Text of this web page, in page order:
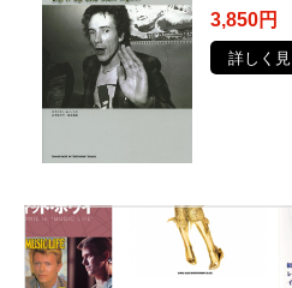
3,850円
詳しく